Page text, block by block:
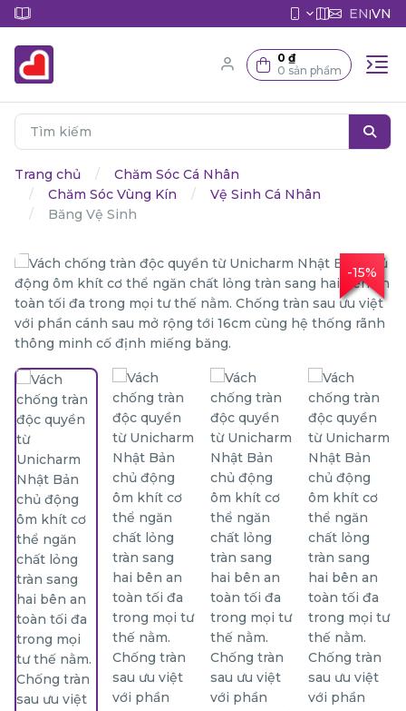
EN|VN
0 ₫
0 sản phẩm
Trang chủ
Chăm Sóc Cá Nhân
Chăm Sóc Vùng Kín
Vệ Sinh Cá Nhân
Băng Vệ Sinh
-15%